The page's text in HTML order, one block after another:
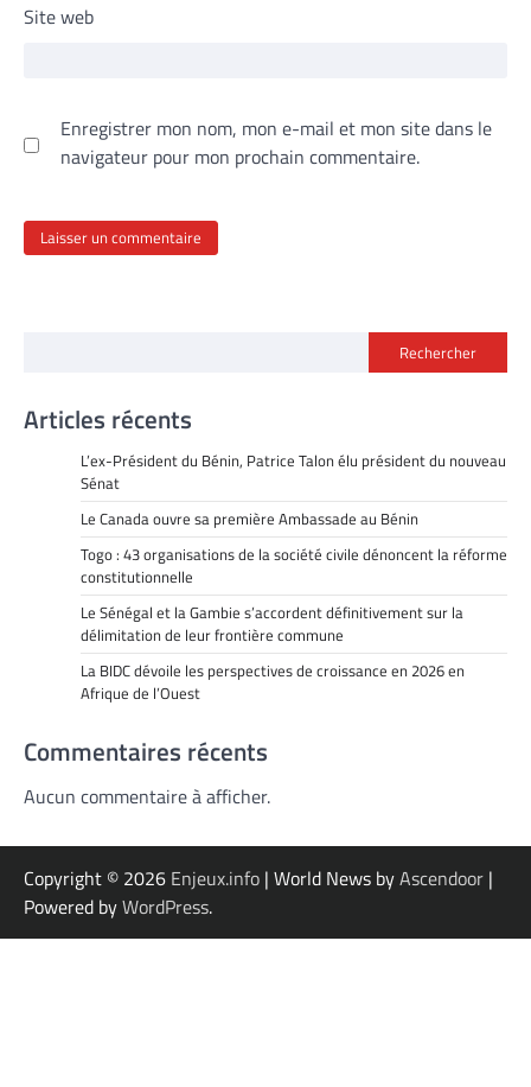
Site web
Enregistrer mon nom, mon e-mail et mon site dans le
navigateur pour mon prochain commentaire.
Rechercher
Articles récents
L’ex-Président du Bénin, Patrice Talon élu président du nouveau
Sénat
Le Canada ouvre sa première Ambassade au Bénin
Togo : 43 organisations de la société civile dénoncent la réforme
constitutionnelle
Le Sénégal et la Gambie s’accordent définitivement sur la
délimitation de leur frontière commune
La BIDC dévoile les perspectives de croissance en 2026 en
Afrique de l’Ouest
Commentaires récents
Aucun commentaire à afficher.
Copyright © 2026 Enjeux.info | World News byAscendoor |
Powered byWordPress.